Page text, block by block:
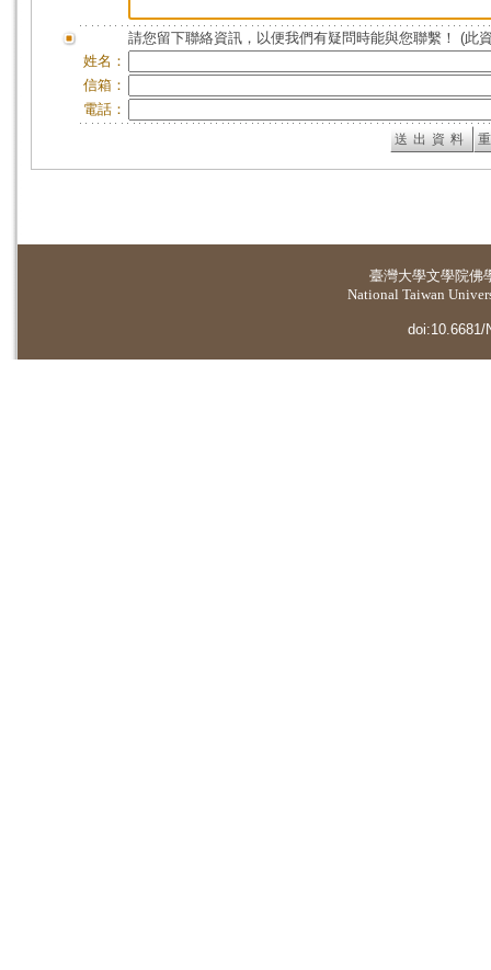
請您留下聯絡資訊，以便我們有疑問時能與您聯繫！ (此
姓名：
信箱：
電話：
臺灣大學文學院佛
National Taiwan
doi:10.6681/